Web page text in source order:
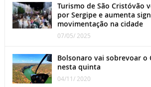
Turismo de São Cristóvão
por Sergipe e aumenta
movimentação na cidade
07/05/ 2025
Bolsonaro vai sobrevoar o
nesta quinta
04/11/ 2020